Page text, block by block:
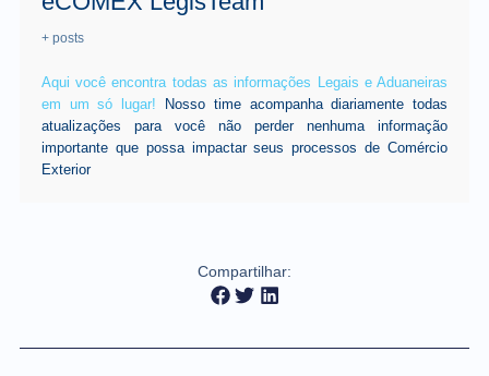
+ posts
Aqui você encontra todas as informações Legais e Aduaneiras
em um só lugar! Nosso time acompanha diariamente todas
atualizações para você não perder nenhuma informação
importante que possa impactar seus processos de Comércio
Exterior
Compartilhar: